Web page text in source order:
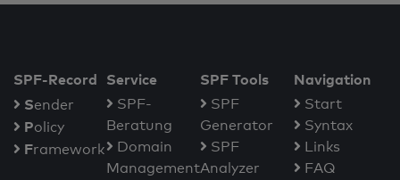
SPF-Record
Sender
Policy
Framework
Service
SPF-
Beratung
Domain
Management
SPF Tools
SPF
Generator
SPF
Analyzer
Navigation
Start
Syntax
Links
FAQ